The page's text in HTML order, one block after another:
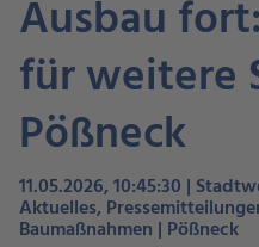
Ausbau
für weitere
Pößneck
11.05.2026, 10:45:30 |
Aktuelles,
Baumaßnahmen | Pößneck